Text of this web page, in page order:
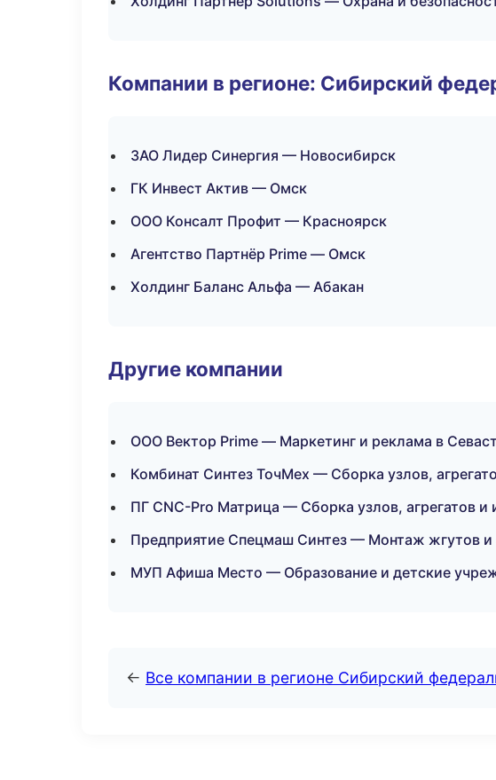
Компании в регионе: Сибирский
ЗАО Лидер Синергия — Новосибирск
ГК Инвест Актив — Омск
ООО Консалт Профит — Красноярск
Агентство Партнёр Prime — Омск
Холдинг Баланс Альфа — Абакан
Другие компании
ООО Вектор Prime — Маркетинг и реклама в
Комбинат Синтез ТочМех — Сборка узлов,
ПГ CNC-Pro Матрица — Сборка узлов, агрегатов и
Предприятие Спецмаш Синтез — Монтаж жгутов
МУП Афиша Место — Образование и детские
← Все компании в регионе Сибирский